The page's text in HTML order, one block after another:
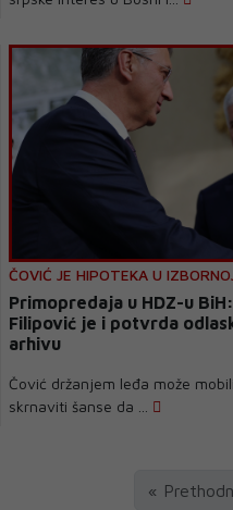
ČOVIĆ JE HIPOTEKA U
Primopredaja u HDZ-u
Filipović je i potvrda
arhivu
Čović držanjem leđa može
skrnaviti šanse da ...
«